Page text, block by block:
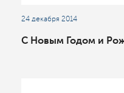
24 декабря 2014
С Новым Годом и